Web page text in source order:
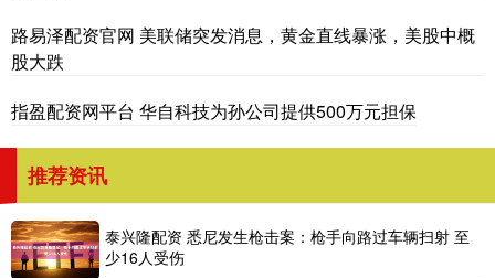
路易泽配资官网 美联储突发消息，黄金直线暴涨，美股中概
股大跌
指盈配资网平台 华自科技为孙公司提供500万元担保
推荐资讯
泰兴隆配资 悉尼发生枪击案：枪手向路过车辆扫射 至
少16人受伤